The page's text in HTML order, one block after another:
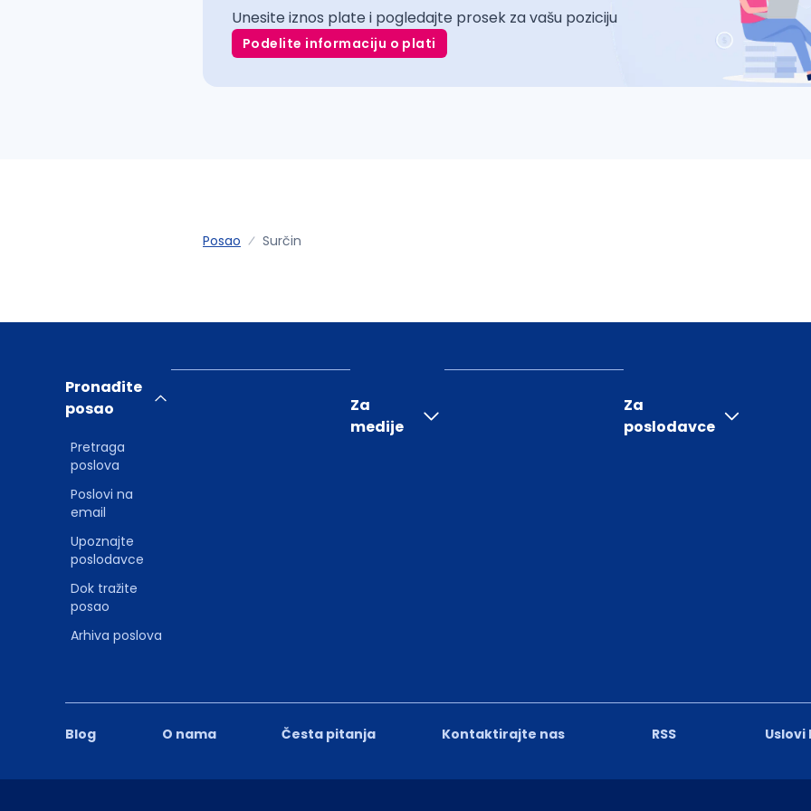
Unesite iznos plate i pogledajte prosek za vašu poziciju
Podelite informaciju o plati
Posao Surčin
Blog O nama Česta pitanja Kontaktirajte nas RSS
Pronađite
posao
Pretraga
poslova
Poslovi na
email
Upoznajte
poslodavce
Dok tražite
posao
Arhiva poslova
Za
medije
Za
poslodavce